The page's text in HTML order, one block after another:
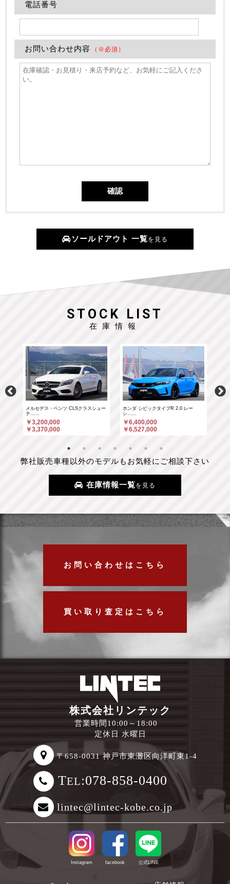
電話番号
お問い合わせ内容 （※必須）
ソールドアウト 一覧を見る
STOCK LIST
在庫情報
メルセデス・ベンツ CLSクラスシュー
テ……
￥3,200,000
￥3,370,000
ホンダ シビックタイプR 2.0 レー
シ……
￥6,400,000
￥6,527,000
弊社販売車種以外のモデルもお気軽にご相談下さい
在庫情報一覧を見る
お問い合わせはこちら
買い取り査定はこちら
株式会社リンテック
営業時間10:00～18:00
定休日 水曜日
〒658-0031 神戸市東灘区向洋町東1-4
TEL:078-858-0400
lintec@lintec-kobe.co.jp
Instagram facebook 公式LINE